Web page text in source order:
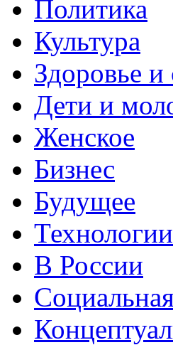
Политика
Культура
Здоровье и
Дети и
Женское
Бизнес
Будущее
Технологии
В России